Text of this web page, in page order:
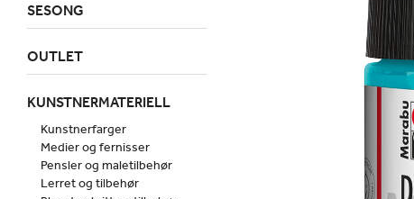
SESONG
OUTLET
KUNSTNERMATERIELL
Kunstnerfarger
Medier og fernisser
Pensler og maletilbehør
Lerret og tilbehør